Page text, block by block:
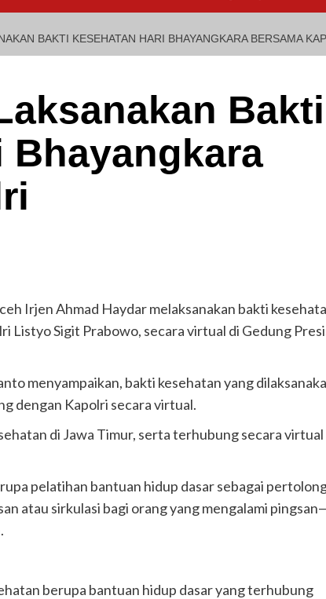
BAKTI KESEHATAN HARI BHAYANGKARA BERSAMA
Bakti
Bhayangkara
Irjen Ahmad Haydar melaksanakan bakti
Listyo Sigit Prabowo, secara virtual di Gedung
menyampaikan, bakti kesehatan yang
dengan Kapolri secara virtual.
di Jawa Timur, serta terhubung secara virtual
pelatihan bantuan hidup dasar sebagai
atau sirkulasi bagi orang yang mengalami
berupa bantuan hidup dasar yang terhubung